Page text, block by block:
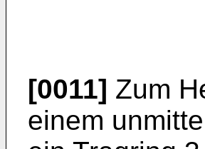
[0011] Zum
einem